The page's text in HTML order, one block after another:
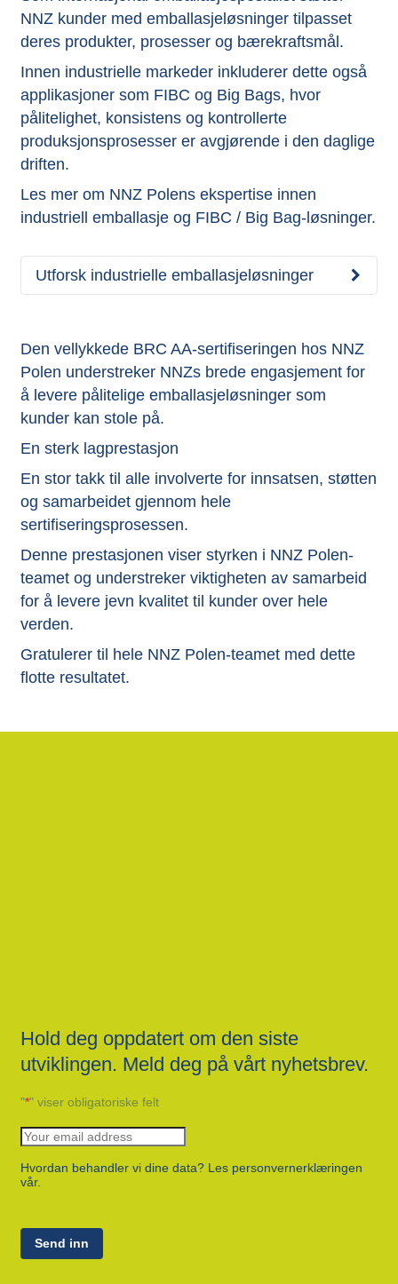
NNZ kunder med emballasjeløsninger tilpasset
deres produkter, prosesser og bærekraftsmål.
Innen industrielle markeder inkluderer dette også
applikasjoner som FIBC og Big Bags, hvor
pålitelighet, konsistens og kontrollerte
produksjonsprosesser er avgjørende i den daglige
driften.
Les mer om NNZ Polens ekspertise innen
industriell emballasje og FIBC / Big Bag-løsninger.
Utforsk industrielle emballasjeløsninger
Den vellykkede BRC AA-sertifiseringen hos NNZ
Polen understreker NNZs brede engasjement for
å levere pålitelige emballasjeløsninger som
kunder kan stole på.
En sterk lagprestasjon
En stor takk til alle involverte for innsatsen, støtten
og samarbeidet gjennom hele
sertifiseringsprosessen.
Denne prestasjonen viser styrken i NNZ Polen-
teamet og understreker viktigheten av samarbeid
for å levere jevn kvalitet til kunder over hele
verden.
Gratulerer til hele NNZ Polen-teamet med dette
flotte resultatet.
Hold deg oppdatert om den siste
utviklingen. Meld deg på vårt nyhetsbrev.
"*" viser obligatoriske felt
Hvordan behandler vi dine data? Les personvernerklæringen
vår.
Send inn